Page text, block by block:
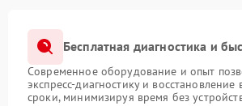
Бесплатная диагностика и
Современное оборудование и опыт
экспресс-диагностику и
сроки, минимизируя время без